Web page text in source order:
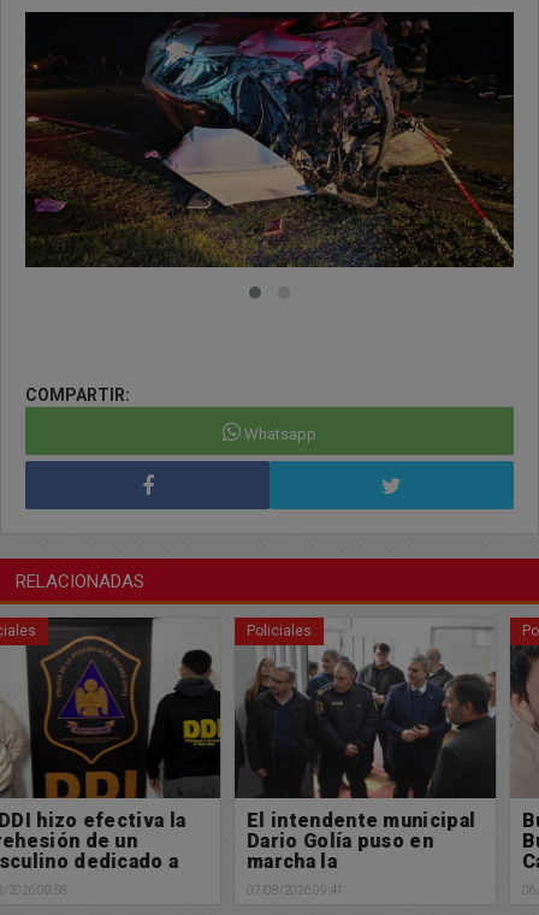
COMPARTIR:
Whatsapp
RELACIONADAS
Policiales
El intendente municipal
Dario Golía puso en
marcha la
Subdelegación de
Policía Científica en
07/08/2026 09:41
Policiales
Búsqueda de paradero:
Buscamos a Manuel
Cabral
06/08/2026 13:29